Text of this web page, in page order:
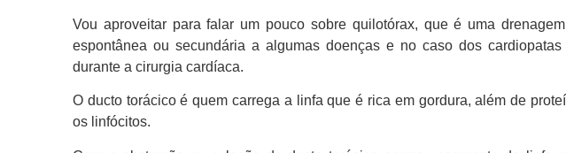
Vou aproveitar para falar um pouco sobre quilotórax, que é uma
espontânea ou secundária a algumas doenças e no caso dos
durante a cirurgia cardíaca.
O ducto torácico é quem carrega a linfa que é rica em gordura, além de
os linfócitos.